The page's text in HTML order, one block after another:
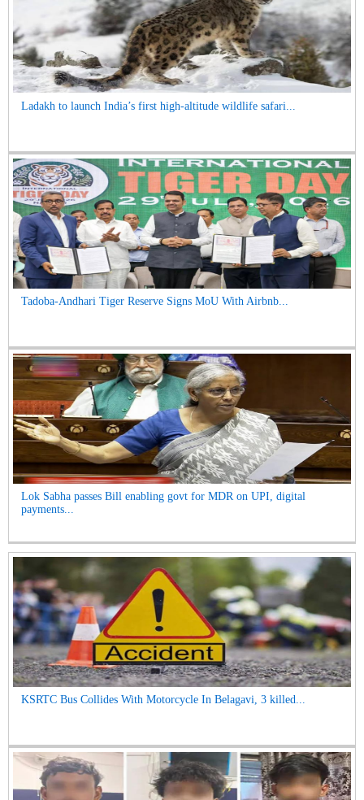
Ladakh to launch India’s first high-altitude wildlife safari...
Tadoba-Andhari Tiger Reserve Signs MoU With Airbnb...
Lok Sabha passes Bill enabling govt for MDR on UPI, digital
payments...
KSRTC Bus Collides With Motorcycle In Belagavi, 3 killed...